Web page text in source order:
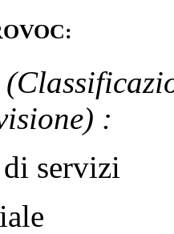
:
servizi